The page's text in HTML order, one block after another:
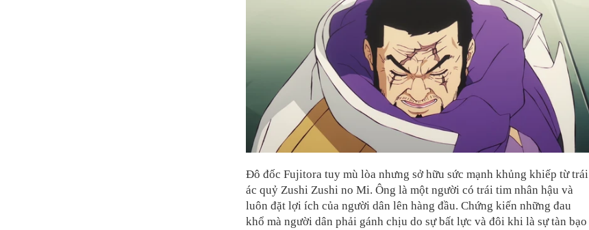
Đô đốc Fujitora tuy mù lòa nhưng sở hữu sức mạnh khủng khiếp từ trái
ác quỷ Zushi Zushi no Mi. Ông là một người có trái tim nhân hậu và
luôn đặt lợi ích của người dân lên hàng đầu. Chứng kiến những đau
khổ mà người dân phải gánh chịu do sự bất lực và đôi khi là sự tàn bạo